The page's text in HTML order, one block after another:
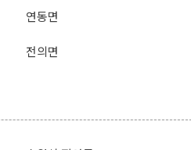
연동면
전의면